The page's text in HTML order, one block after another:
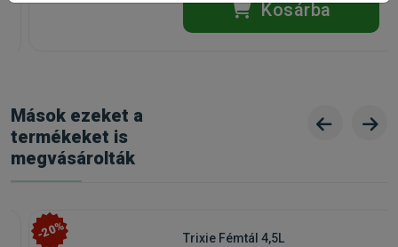
Kosárba
Mások ezeket a
termékeket is
megvásárolták
-20%
Trixie Fémtál 4,5L